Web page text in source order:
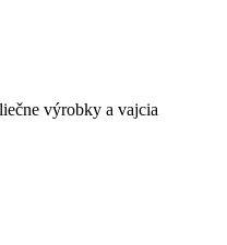
výrobky a vajcia